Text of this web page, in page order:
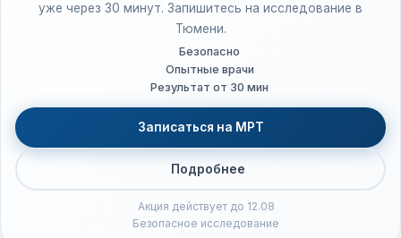
уже через 30 минут. Запишитесь на исследование в
Тюмени.
Безопасно
Опытные врачи
Результат от 30 мин
Записаться на МРТ
Подробнее
Акция действует до 12.08
Безопасное исследование